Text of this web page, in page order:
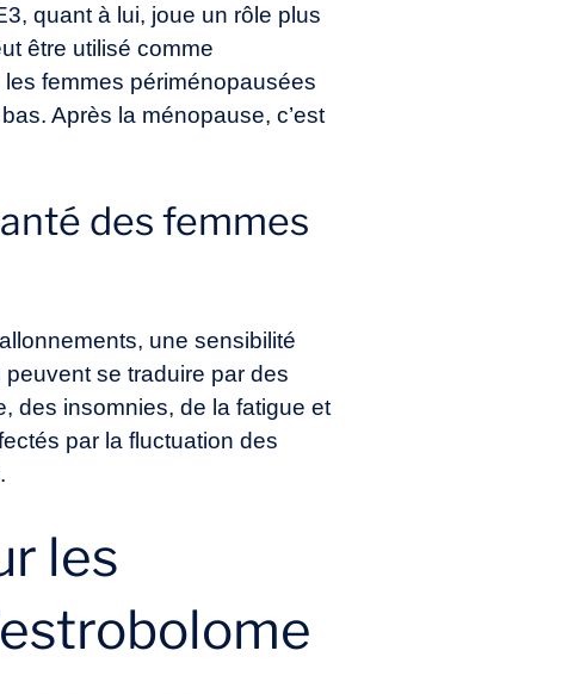
quant à lui, joue un rôle plus
être utilisé comme
femmes périménopausées
Après la ménopause, c’est
des femmes
une sensibilité
se traduire par des
des insomnies, de la fatigue et
par la fluctuation des
les